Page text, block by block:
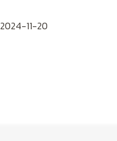
2024-11-20